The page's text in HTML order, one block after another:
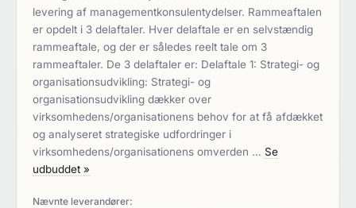
levering af managementkonsulentydelser. Rammeaftalen
er opdelt i 3 delaftaler. Hver delaftale er en selvstændig
rammeaftale, og der er således reelt tale om 3
rammeaftaler. De 3 delaftaler er: Delaftale 1: Strategi- og
organisationsudvikling: Strategi- og
organisationsudvikling dækker over
virksomhedens/organisationens behov for at få afdækket
og analyseret strategiske udfordringer i
virksomhedens/organisationens omverden … Se
udbuddet »
Nævnte leverandører: